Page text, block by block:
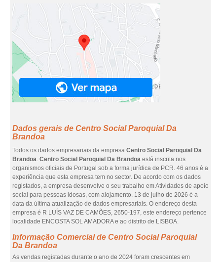
Dados gerais de Centro Social Paroquial Da
Brandoa
Todos os dados empresariais da empresa Centro Social Paroquial Da
Brandoa. Centro Social Paroquial Da Brandoa está inscrita nos
organismos oficiais de Portugal sob a forma jurídica de PCR. 46 anos é a
experiência que esta empresa tem no sector. De acordo com os dados
registados, a empresa desenvolve o seu trabalho em Atividades de apoio
social para pessoas idosas, com alojamento. 13 de julho de 2026 é a
data da última atualização de dados empresariais. O endereço desta
empresa é R LUÍS VAZ DE CAMÕES, 2650-197, este endereço pertence
localidade ENCOSTA SOL AMADORA e ao distrito de LISBOA.
Informação Comercial de Centro Social Paroquial
Da Brandoa
As vendas registadas durante o ano de 2024 foram crescentes em